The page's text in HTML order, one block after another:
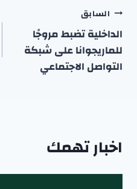
تصفّح
المقالات
السابق
الداخلية تضبط مروجًا
للماريجوانا على شبكة
التواصل الاجتماعي
اخبار تهمك